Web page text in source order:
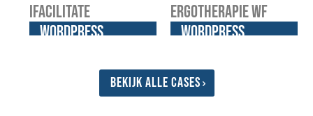
iFacilitate
WordPress
Ergotherapie WF
WordPress
Bekijk alle cases